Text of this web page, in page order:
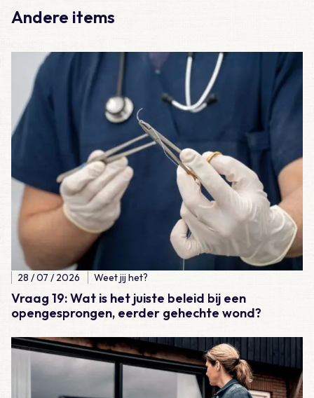
Andere items
Vraag 19: Wat is het juiste beleid bij een
opengesprongen, eerder gehechte wond?
28 / 07 / 2026 Weet jij het?
Lees meer over Vraag 19: Wat is het juiste beleid bij een
Lees meer over Vraag 18: Wat is het juiste beleid bij een